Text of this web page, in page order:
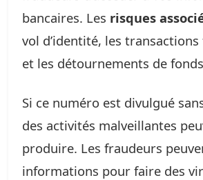
bancaires. Les risques
vol d’identité, les
et les détournements de
Si ce numéro est divulgué
des activités malveillantes
produire. Les fraudeurs
informations pour faire des